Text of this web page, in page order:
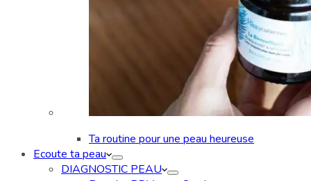
Ta routine pour une peau heureuse
Ecoute ta peau
DIAGNOSTIC PEAU